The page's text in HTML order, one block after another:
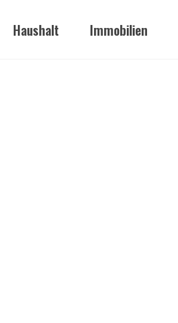
Haushalt Immobilien